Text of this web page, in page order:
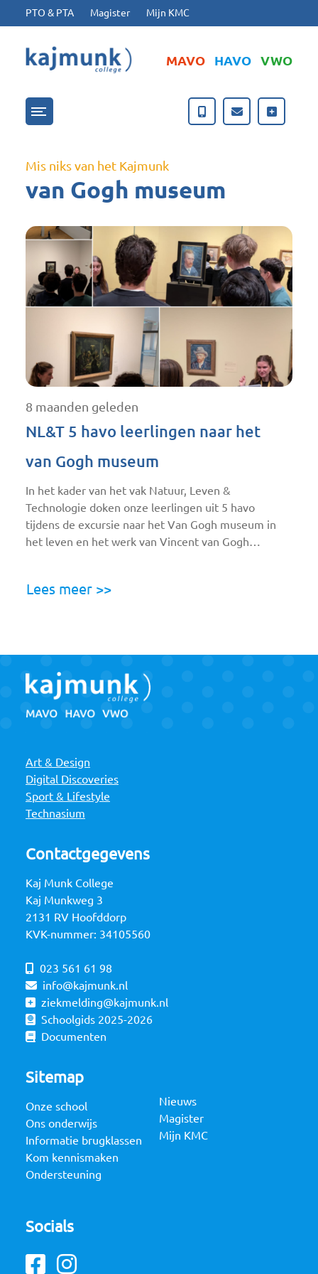
Ga naar hoofdinhoud
Ga naar footer
PTO & PTA Magister Mijn KMC
MAVO HAVO VWO
Menu openen/sluiten
Mis niks van het Kajmunk
van Gogh museum
8 maanden geleden
NL&T 5 havo leerlingen naar het
van Gogh museum
In het kader van het vak Natuur, Leven &
Technologie doken onze leerlingen uit 5 havo
tijdens de excursie naar het Van Gogh museum in
het leven en het werk van Vincent van Gogh…
Lees meer >>
Art & Design
Digital Discoveries
Sport & Lifestyle
Technasium
Contactgegevens
Kaj Munk College
Kaj Munkweg 3
2131 RV Hoofddorp
KVK-nummer: 34105560
023 561 61 98
info@kajmunk.nl
ziekmelding@kajmunk.nl
Schoolgids 2025-2026
Documenten
Sitemap
Onze school
Ons onderwijs
Informatie brugklassen
Kom kennismaken
Ondersteuning
Nieuws
Magister
Mijn KMC
Socials
Facebook
Instagram